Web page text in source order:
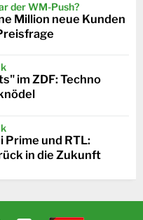
der WM-Push?
Million neue Kunden
im ZDF: Techno
Prime und RTL:
in die Zukunft